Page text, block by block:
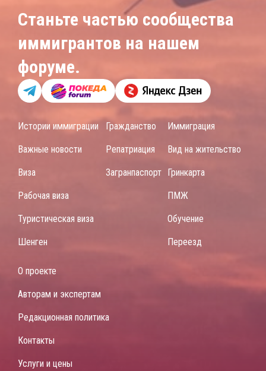
Станьте частью сообщества
иммигрантов на нашем
форуме.
Истории иммиграции
Важные новости
Виза
Рабочая виза
Туристическая виза
Шенген
Гражданство
Репатриация
Загранпаспорт
Иммиграция
Вид на жительство
Гринкарта
ПМЖ
Обучение
Переезд
О проекте
Авторам и экспертам
Редакционная политика
Контакты
Услуги и цены